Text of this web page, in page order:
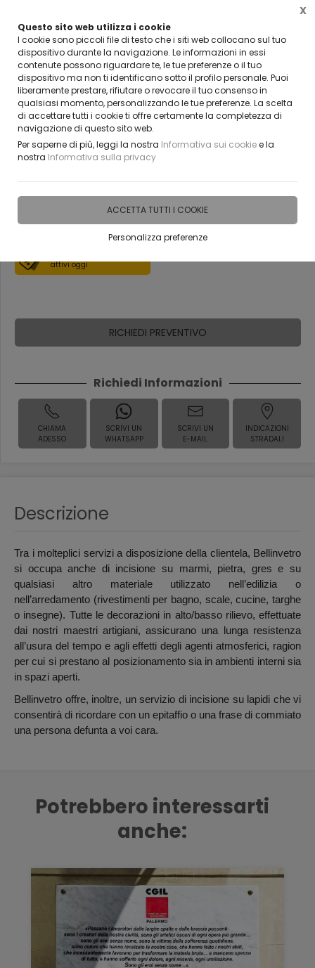
Questo sito web utilizza i cookie
I cookie sono piccoli file di testo che i siti web collocano sul tuo
dispositivo durante la navigazione. Le informazioni in essi
contenute possono riguardare te, le tue preferenze o il tuo
dispositivo ma non ti identificano sotto il profilo personale. Puoi
liberamente prestare, rifiutare o revocare il tuo consenso in
qualsiasi momento, personalizzando le tue preferenze. La scelta
di accettare tutti i cookie ti offre certamente la completezza di
navigazione di questo sito web.
Per saperne di più, leggi la nostra Informativa sui cookiee la
nostra Informativa sulla privacy
ACCETTA TUTTI I COOKIE
Personalizza preferenze
X
VUOI DIVENTARE UN NOSTRO RIVENDITORE?
CONTATTACI
Home Vetreria Incisione su Marmo
incisone su marmo Incisione
attivi oggi
RICHIEDI PREVENTIVO
Richiedi Informazioni
CHIAMA
ADESSO
SCRIVI UN
WHATSAPP
SCRIVI UN
E-MAIL
INDICAZIONI
STRADALI
Descrizione
Tra i molteplici servizi a disposizione della clientela, Bellinvetro
si occupa anche di incisione su marmi, pietra, gres e su
qualsiasi altro materiale utilizzato nell’edilizia o
nell’arredamento (rivestimenti per bagno, scale, cucine, targhe
o insegne). Tutte le decorazioni in alto/basso rilievo, effettuate
dai nostri maestri artigiani, assicurano una lunga resistenza
all’usura del tempo e agli effetti degli agenti atmosferici, ragion
per cui si prestano al posizionamento sia in ambienti interni sia
in spazi aperti.
Bellinvetro offre, inoltre, un servizio di incisione su lapidi che vi
consentirà di ricordare con un epitaffio o una frase di commiato
una persona defunta a voi cara.
Potrebbero interessarti
anche: